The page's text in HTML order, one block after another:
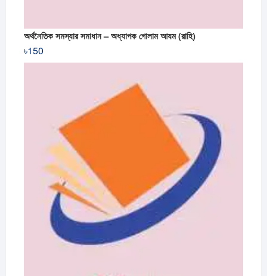
অর্থনৈতিক সমস্যার সমাধান – অধ্যাপক গোলাম আযম (রাহি)
৳150